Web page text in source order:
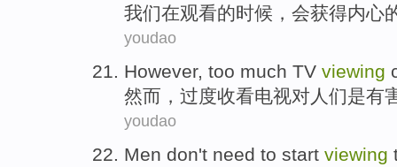
我们在观看的时候 ，会获得内心
youdao
However, too much TV viewing
然而 ， 过度收看电视对人们是有
youdao
Men don't need to start viewing